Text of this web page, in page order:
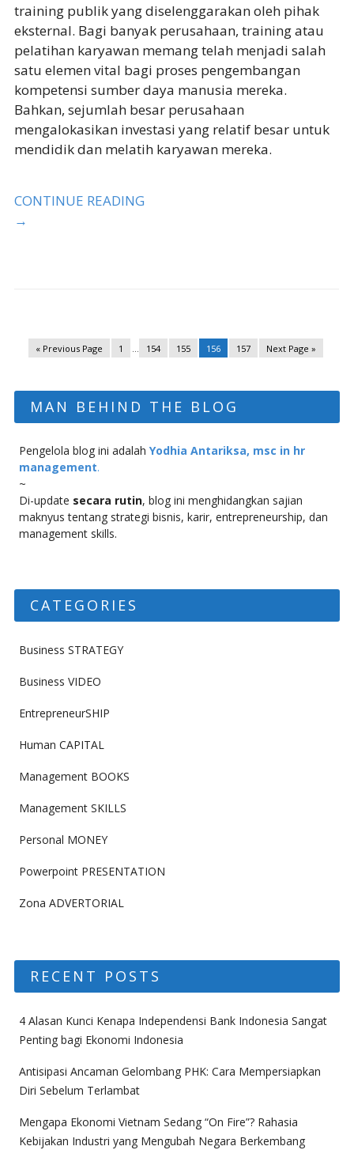
training publik yang diselenggarakan oleh pihak
eksternal. Bagi banyak perusahaan, training atau
pelatihan karyawan memang telah menjadi salah
satu elemen vital bagi proses pengembangan
kompetensi sumber daya manusia mereka.
Bahkan, sejumlah besar perusahaan
mengalokasikan investasi yang relatif besar untuk
mendidik dan melatih karyawan mereka.
CONTINUE READING
→
« Previous Page 1 … 154 155 156 157 Next Page »
MAN BEHIND THE BLOG
Pengelola blog ini adalah Yodhia Antariksa, msc in hr
management.
~
Di-update secara rutin, blog ini menghidangkan sajian
maknyus tentang strategi bisnis, karir, entrepreneurship, dan
management skills.
CATEGORIES
Business STRATEGY
Business VIDEO
EntrepreneurSHIP
Human CAPITAL
Management BOOKS
Management SKILLS
Personal MONEY
Powerpoint PRESENTATION
Zona ADVERTORIAL
RECENT POSTS
4 Alasan Kunci Kenapa Independensi Bank Indonesia Sangat
Penting bagi Ekonomi Indonesia
Antisipasi Ancaman Gelombang PHK: Cara Mempersiapkan
Diri Sebelum Terlambat
Mengapa Ekonomi Vietnam Sedang “On Fire”? Rahasia
Kebijakan Industri yang Mengubah Negara Berkembang